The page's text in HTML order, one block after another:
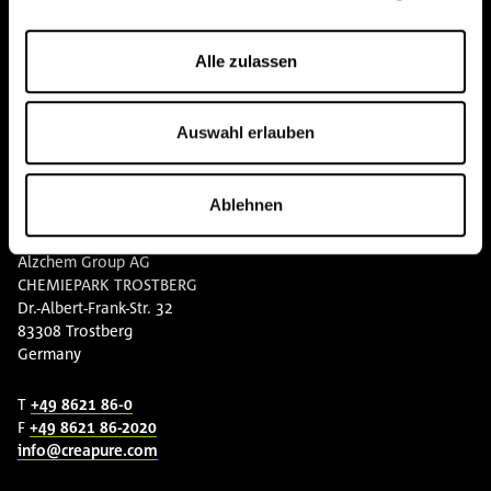
Alle zulassen
Auswahl erlauben
Ablehnen
Kreatin Wissen
Alzchem Group AG
CHEMIEPARK TROSTBERG
Dr.-Albert-Frank-Str. 32
83308 Trostberg
Germany
T +49 8621 86-0
F +49 8621 86-2020
info@creapure.com